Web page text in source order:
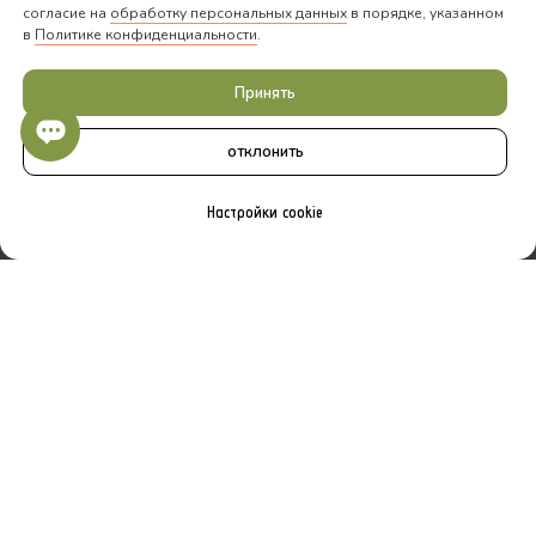
согласие на обработку персональных данных в порядке, указанном
в Политике конфиденциальности.
Принять
отклонить
Настройки cookie